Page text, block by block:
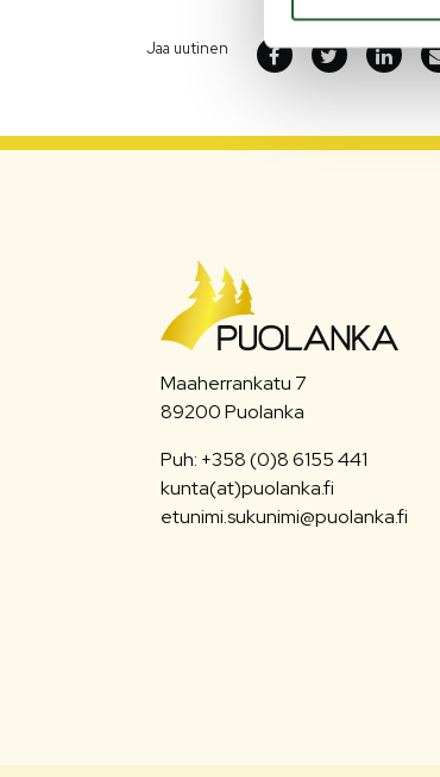
Jaa uutinen
Maaherrankatu 7
89200 Puolanka
Puh: +358 (0)8 6155 441
kunta(at)puolanka.fi
etunimi.sukunimi@puolanka.fi